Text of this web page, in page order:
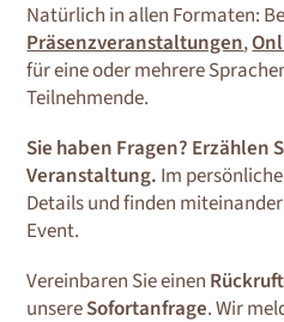
Natürlich in allen Formaten:
Präsenzveranstaltungen,
für eine oder mehrere
Teilnehmende.
Sie haben Fragen? Erzählen
Veranstaltung. Im
Details und finden
Event.
Vereinbaren Sie einen
unsereSofortanfrage. Wir